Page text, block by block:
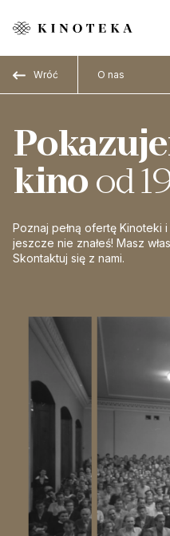
Wróć O nas
kinood
Poznaj pełną ofertę Kinoteki
jeszcze nie znałeś! Masz
Skontaktuj się z nami.